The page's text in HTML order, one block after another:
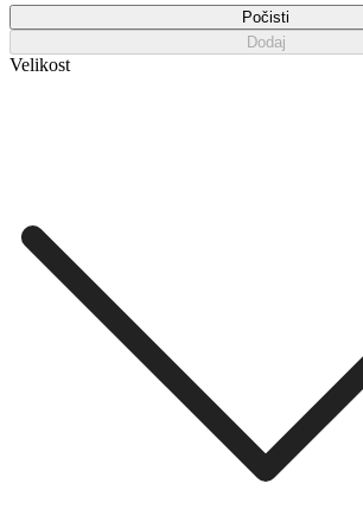
Počisti
Dodaj
Velikost